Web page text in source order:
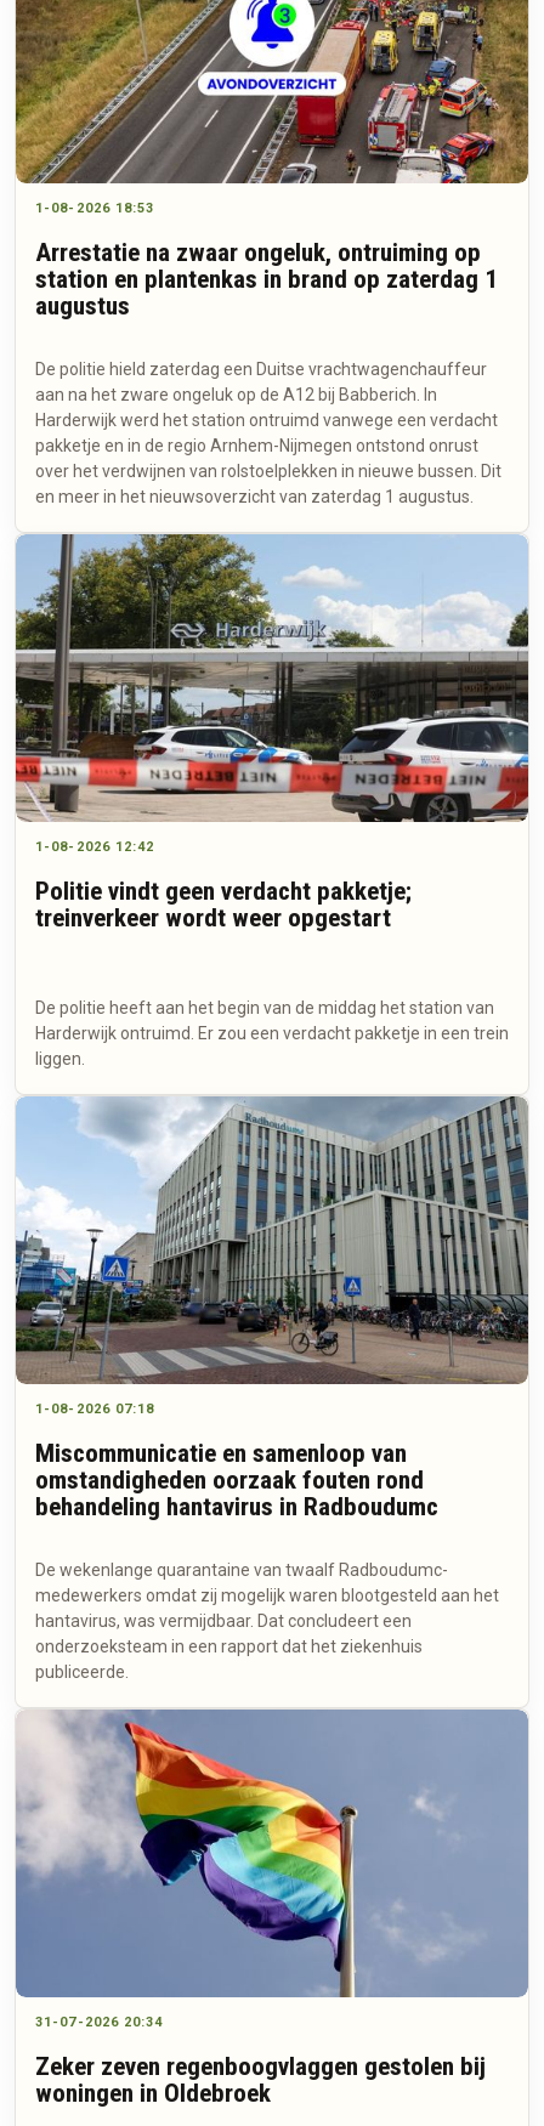
1-08-2026 18:53
Arrestatie na zwaar ongeluk, ontruiming op
station en plantenkas in brand op zaterdag 1
augustus
De politie hield zaterdag een Duitse vrachtwagenchauffeur
aan na het zware ongeluk op de A12 bij Babberich. In
Harderwijk werd het station ontruimd vanwege een verdacht
pakketje en in de regio Arnhem-Nijmegen ontstond onrust
over het verdwijnen van rolstoelplekken in nieuwe bussen. Dit
en meer in het nieuwsoverzicht van zaterdag 1 augustus.
1-08-2026 12:42
Politie vindt geen verdacht pakketje;
treinverkeer wordt weer opgestart
De politie heeft aan het begin van de middag het station van
Harderwijk ontruimd. Er zou een verdacht pakketje in een trein
liggen.
1-08-2026 07:18
Miscommunicatie en samenloop van
omstandigheden oorzaak fouten rond
behandeling hantavirus in Radboudumc
De wekenlange quarantaine van twaalf Radboudumc-
medewerkers omdat zij mogelijk waren blootgesteld aan het
hantavirus, was vermijdbaar. Dat concludeert een
onderzoeksteam in een rapport dat het ziekenhuis
publiceerde.
31-07-2026 20:34
Zeker zeven regenboogvlaggen gestolen bij
woningen in Oldebroek